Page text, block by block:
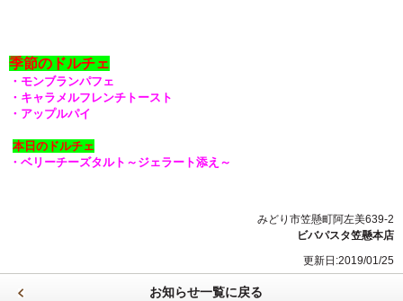
季節のドルチェ
・モンブランパフェ
・キャラメルフレンチトースト
・アップルパイ
本日のドルチェ
・ベリーチーズタルト～ジェラート添え～
みどり市笠懸町阿左美639-2
ビバパスタ笠懸本店
更新日:2019/01/25
お知らせ一覧に戻る